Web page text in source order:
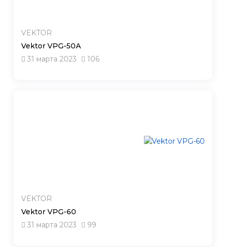
VEKTOR
Vektor VPG-50А
31 марта 2023
106
VEKTOR
Vektor VPG-60
31 марта 2023
99